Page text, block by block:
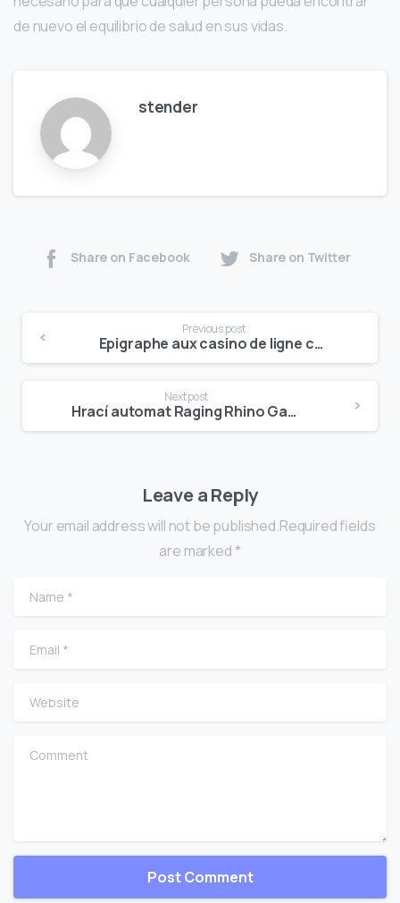
de nuevo el equilibrio de salud en sus vidas.
stender
Share on Facebook Share on Twitter
Reading
Previous post
Epigraphe aux casino de ligne cabalistiques � manuscrit etape en surfant sur age
Next post
Hrací automat Raging Rhino Gamble Úplne zadarmo online automaty WMS
Leave a Reply
Your email address will not be published.Required fields
are marked *
Name
Email
Website
Comment